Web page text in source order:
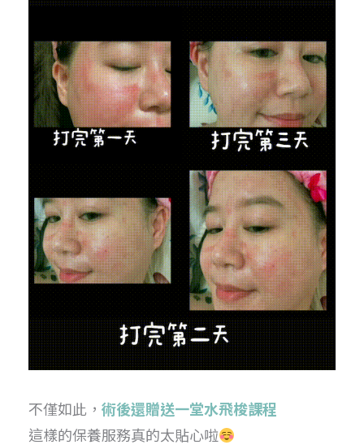
不僅如此， 術後還贈送一堂水飛梭課程
這樣的保養服務真的太貼心啦